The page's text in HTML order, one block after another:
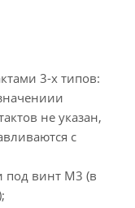
3-х типов:
не указан,
с
под винт М3 (в